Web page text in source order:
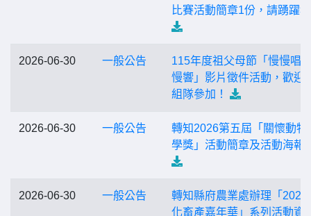
比賽活動簡章1份，請踴躍
2026-06-30 一般公告
115年度祖父母節「慢慢唱
慢響」影片徵件活動，歡迎
組隊參加！
2026-06-30 一般公告
轉知2026第五屆「關懷動物
學獎」活動簡章及活動海報
2026-06-30 一般公告
轉知縣府農業處辦理「2026
化畜產嘉年華」系列活動資